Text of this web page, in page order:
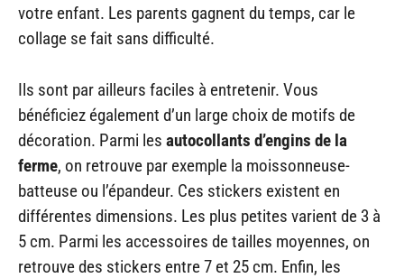
votre enfant. Les parents gagnent du temps, car le
collage se fait sans difficulté.
Ils sont par ailleurs faciles à entretenir. Vous
bénéficiez également d’un large choix de motifs de
décoration. Parmi les autocollants d’engins de la
ferme, on retrouve par exemple la moissonneuse-
batteuse ou l’épandeur. Ces stickers existent en
différentes dimensions. Les plus petites varient de 3 à
5 cm. Parmi les accessoires de tailles moyennes, on
retrouve des stickers entre 7 et 25 cm. Enfin, les